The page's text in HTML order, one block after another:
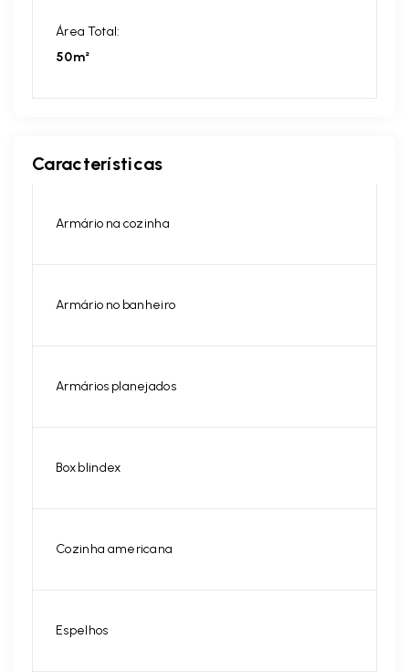
Área Total:
50m²
Características
Armário na cozinha
Armário no banheiro
Armários planejados
Box blindex
Cozinha americana
Espelhos